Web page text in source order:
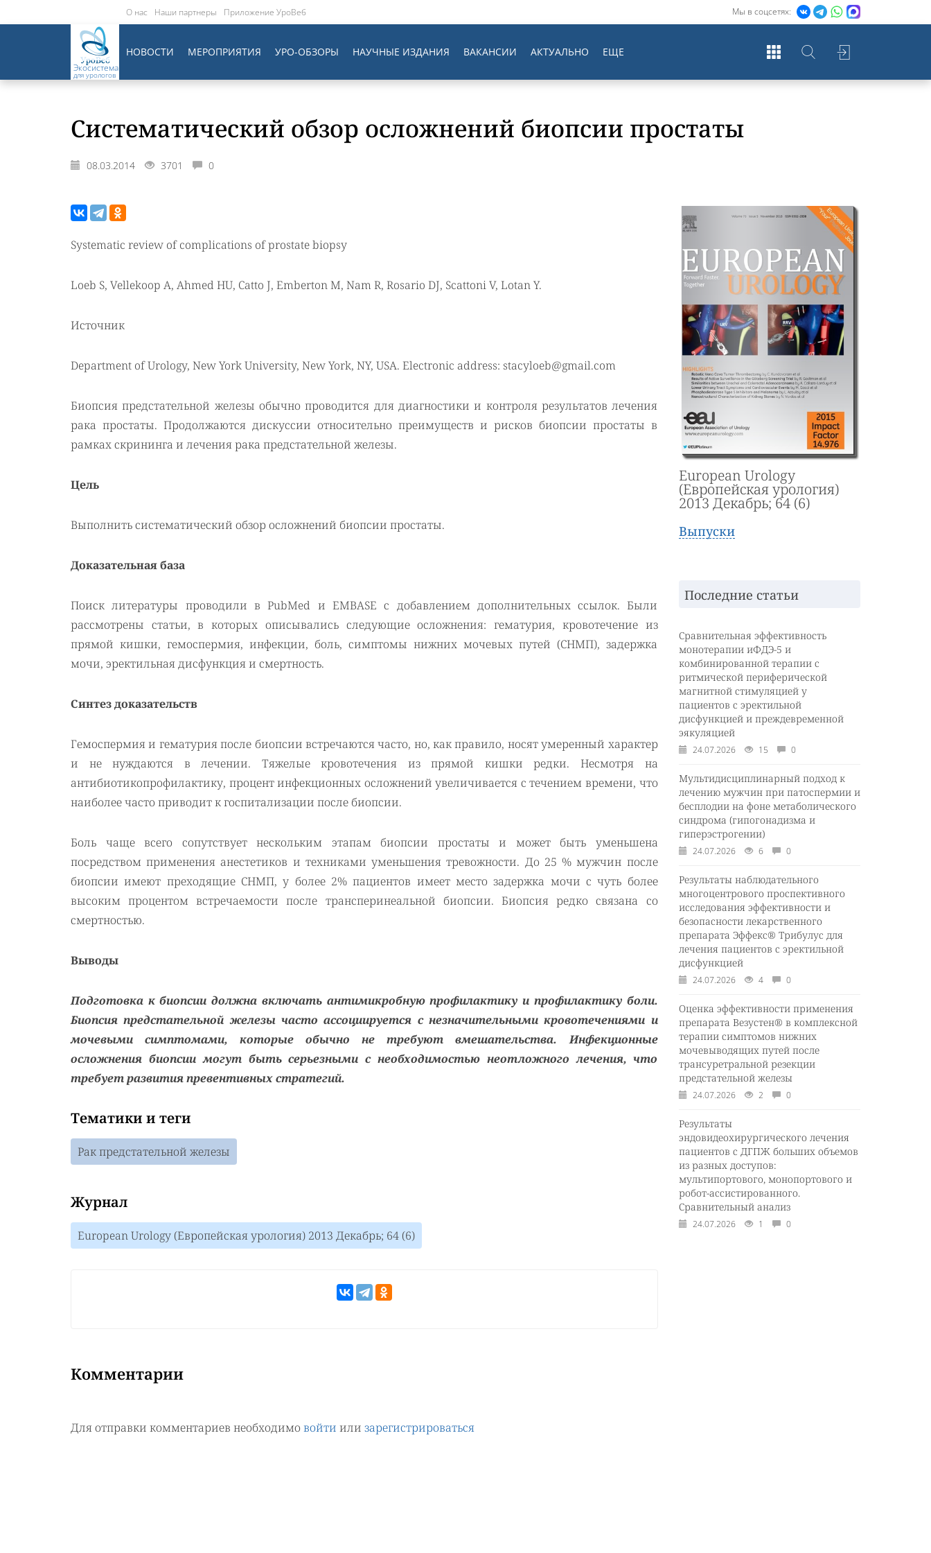
Мы в соцсетях:
О нас Наши партнеры Приложение УроВеб
Экосистема
для урологов
НОВОСТИ МЕРОПРИЯТИЯ УРО-ОБЗОРЫ НАУЧНЫЕ ИЗДАНИЯ ВАКАНСИИ АКТУАЛЬНО ЕЩЕ
Систематический обзор осложнений биопсии простаты
08.03.2014 3701 0
Systematic review of complications of prostate biopsy
Loeb S, Vellekoop A, Ahmed HU, Catto J, Emberton M, Nam R, Rosario DJ, Scattoni V, Lotan Y.
Источник
Department of Urology, New York University, New York, NY, USA. Electronic address: stacyloeb@gmail.com
Биопсия предстательной железы обычно проводится для диагностики и контроля результатов лечения
рака простаты. Продолжаются дискуссии относительно преимуществ и рисков биопсии простаты в
рамках скрининга и лечения рака предстательной железы.
Цель
Выполнить систематический обзор осложнений биопсии простаты.
Доказательная база
Поиск литературы проводили в PubMed и EMBASE с добавлением дополнительных ссылок. Были
рассмотрены статьи, в которых описывались следующие осложнения: гематурия, кровотечение из
прямой кишки, гемоспермия, инфекции, боль, симптомы нижних мочевых путей (СНМП), задержка
мочи, эректильная дисфункция и смертность.
Синтез доказательств
Гемоспермия и гематурия после биопсии встречаются часто, но, как правило, носят умеренный характер
и не нуждаются в лечении. Тяжелые кровотечения из прямой кишки редки. Несмотря на
антибиотикопрофилактику, процент инфекционных осложнений увеличивается с течением времени, что
наиболее часто приводит к госпитализации после биопсии.
Боль чаще всего сопутствует нескольким этапам биопсии простаты и может быть уменьшена
посредством применения анестетиков и техниками уменьшения тревожности. До 25 % мужчин после
биопсии имеют преходящие СНМП, у более 2% пациентов имеет место задержка мочи с чуть более
высоким процентом встречаемости после трансперинеальной биопсии. Биопсия редко связана со
смертностью.
Выводы
Подготовка к биопсии должна включать антимикробную профилактику и профилактику боли.
Биопсия предстательной железы часто ассоциируется с незначительными кровотечениями и
мочевыми симптомами, которые обычно не требуют вмешательства. Инфекционные
осложнения биопсии могут быть серьезными с необходимостью неотложного лечения, что
требует развития превентивных стратегий.
Тематики и теги
Рак предстательной железы
Журнал
European Urology (Европейская урология) 2013 Декабрь; 64 (6)
Комментарии
Для отправки комментариев необходимо войти или зарегистрироваться
European Urology
(Европейская урология)
2013 Декабрь; 64 (6)
Выпуски
Последние статьи
Сравнительная эффективность
монотерапии иФДЭ-5 и
комбинированной терапии с
ритмической периферической
магнитной стимуляцией у
пациентов с эректильной
дисфункцией и преждевременной
эякуляцией
24.07.2026 15 0
Мультидисциплинарный подход к
лечению мужчин при патоспермии и
бесплодии на фоне метаболического
синдрома (гипогонадизма и
гиперэстрогении)
24.07.2026 6 0
Результаты наблюдательного
многоцентрового проспективного
исследования эффективности и
безопасности лекарственного
препарата Эффекс® Трибулус для
лечения пациентов с эректильной
дисфункцией
24.07.2026 4 0
Оценка эффективности применения
препарата Везустен® в комплексной
терапии симптомов нижних
мочевыводящих путей после
трансуретральной резекции
предстательной железы
24.07.2026 2 0
Результаты
эндовидеохирургического лечения
пациентов с ДГПЖ больших объемов
из разных доступов:
мультипортового, монопортового и
робот-ассистированного.
Сравнительный анализ
24.07.2026 1 0